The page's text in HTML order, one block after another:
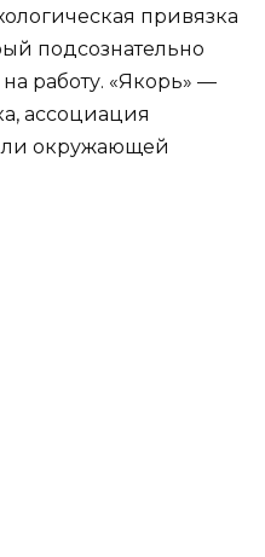
привязка
подсознательно
работу. «Якорь» —
ассоциация
окружающей